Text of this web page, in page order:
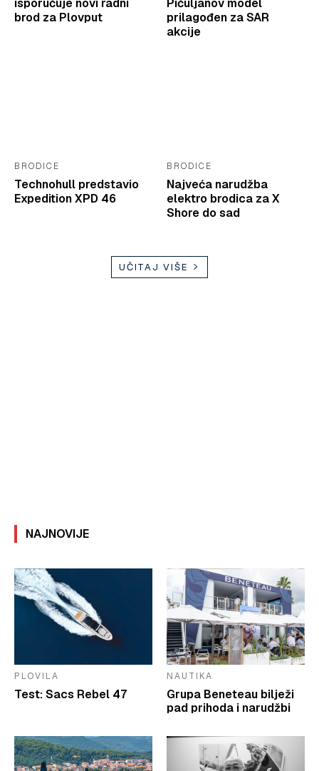
isporučuje novi radni
brod za Plovput
Pičuljanov model
prilagođen za SAR
akcije
BRODICE
Technohull predstavio
Expedition XPD 46
BRODICE
Najveća narudžba
elektro brodica za X
Shore do sad
UČITAJ VIŠE
NAJNOVIJE
PLOVILA
Test: Sacs Rebel 47
NAUTIKA
Grupa Beneteau bilježi
pad prihoda i narudžbi